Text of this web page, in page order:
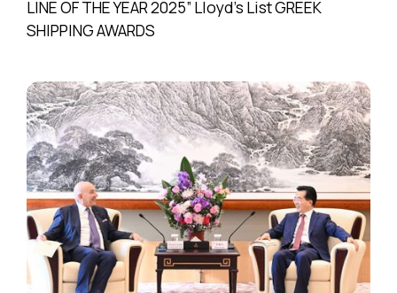
LINE OF THE YEAR 2025” Lloyd’s List GREEK
SHIPPING AWARDS